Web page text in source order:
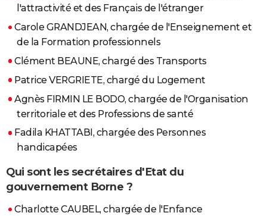
l'attractivité et des Français de l'étranger
Carole GRANDJEAN, chargée de l'Enseignement et
de la Formation professionnels
Clément BEAUNE, chargé des Transports
Patrice VERGRIETE, chargé du Logement
Agnès FIRMIN LE BODO, chargée de l'Organisation
territoriale et des Professions de santé
Fadila KHATTABI, chargée des Personnes
handicapées
Qui sont les secrétaires d'Etat du
gouvernement Borne ?
Charlotte CAUBEL, chargée de l'Enfance